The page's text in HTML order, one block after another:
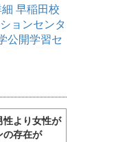
早稲田校
ョンセンタ
公開学習セ
性より女性が
の存在が